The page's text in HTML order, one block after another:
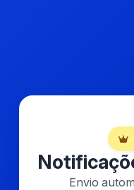
Envio